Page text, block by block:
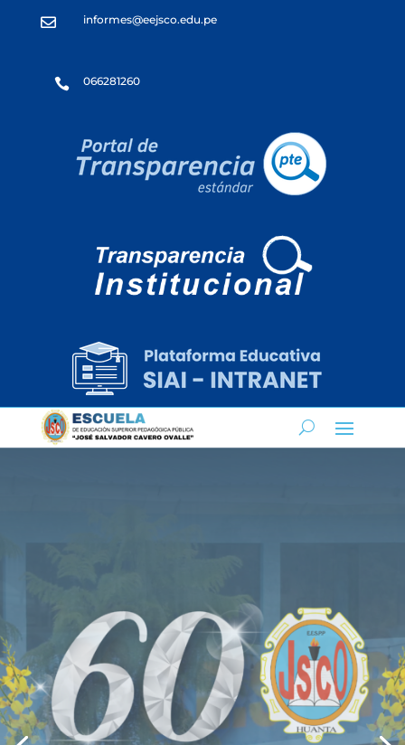
 informes@eejsco.edu.pe
 066281260
Inicial
Intercultural
Bilingüe
El Programa de Educación Inicial